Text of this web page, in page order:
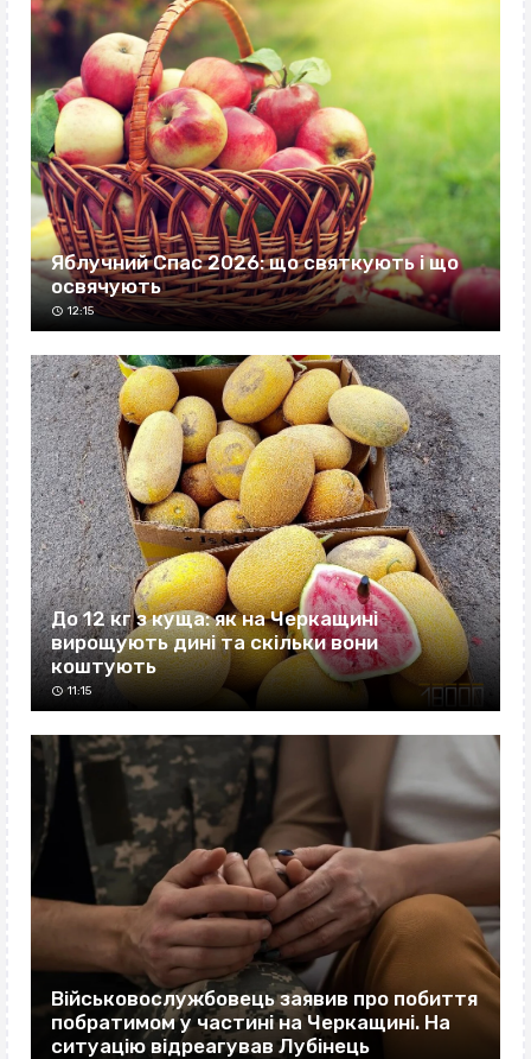
Яблучний Спас 2026: що святкують і що
освячують
12:15
До 12 кг з куща: як на Черкащині
вирощують дині та скільки вони
коштують
11:15
Військовослужбовець заявив про побиття
побратимом у частині на Черкащині. На
ситуацію відреагував Лубінець